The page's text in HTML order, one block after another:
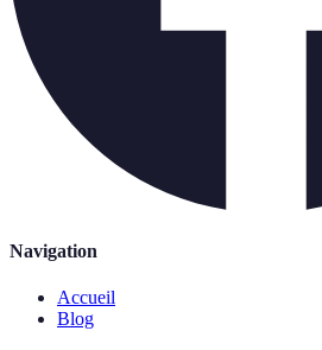
Navigation
Accueil
Blog